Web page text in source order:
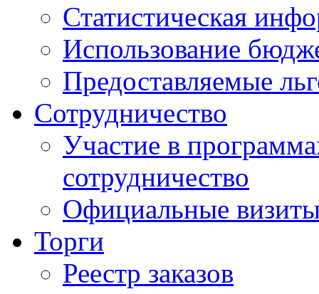
Статистическая
Использование
Предоставляемые
Сотрудничество
Участие в
сотрудничество
Официальные
Торги
Реестр заказов